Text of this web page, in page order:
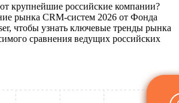
крупнейшие российские компании?
рынка CRM-систем 2026 от Фонда
чтобы узнать ключевые тренды рынка
сравнения ведущих российских